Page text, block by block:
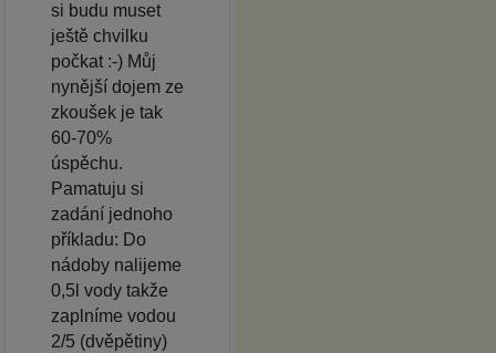
si budu muset
ještě chvilku
počkat :-) Můj
nynější dojem ze
zkoušek je tak
60-70%
úspěchu.
Pamatuju si
zadání jednoho
příkladu: Do
nádoby nalijeme
0,5l vody takže
zaplníme vodou
2/5 (dvěpětiny)